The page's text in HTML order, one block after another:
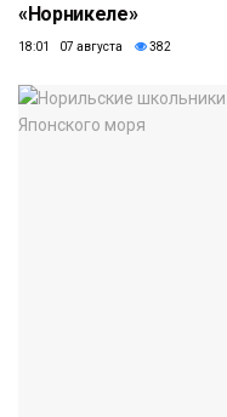
«Норникеле»
18:01 07 августа 382